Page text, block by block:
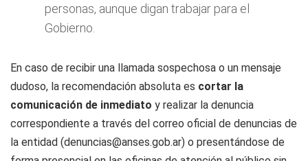
personas, aunque digan trabajar para el
Gobierno.
En caso de recibir una llamada sospechosa o un mensaje
dudoso, la recomendación absoluta es cortar la
comunicación de inmediato y realizar la denuncia
correspondiente a través del correo oficial de denuncias de
la entidad (denuncias@anses.gob.ar) o presentándose de